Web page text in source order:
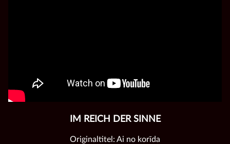
IM REICH DER SINNE
Originaltitel: Ai no korīda